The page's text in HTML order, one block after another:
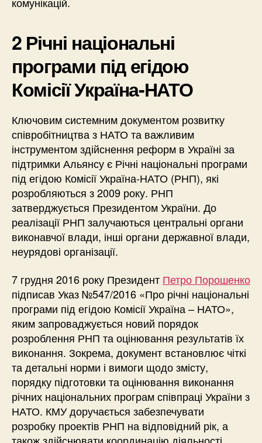
2Річні національні
програми під егідою
Комісії Україна-НАТО
Ключовим системним документом розвитку
співробітництва з НАТО та важливим
інструментом здійснення реформ в Україні за
підтримки Альянсу є Річні національні програми
під егідою Комісії Україна-НАТО (РНП), які
розробляються з 2009 року. РНП
затверджується Президентом України. До
реалізації РНП залучаються центральні органи
виконавчої влади, інші органи державної влади,
неурядові організації.
7 грудня 2016 року Президент Петро Порошенко
підписав Указ №547/2016 «Про річні національні
програми під егідою Комісії Україна – НАТО»,
яким запроваджується новий порядок
розроблення РНП та оцінювання результатів їх
виконання. Зокрема, документ встановлює чіткі
та детальні норми і вимоги щодо змісту,
порядку підготовки та оцінювання виконання
річних національних програм співпраці України з
НАТО. КМУ доручається забезпечувати
розробку проектів РНП на відповідний рік, а
також здійснювати координацію діяльності